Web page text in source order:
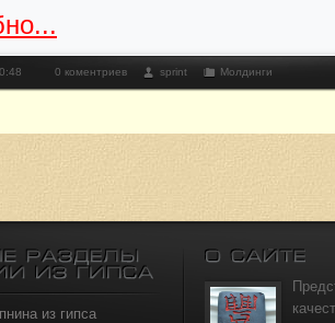
0 коментриев sprint Молдинги
из гипса